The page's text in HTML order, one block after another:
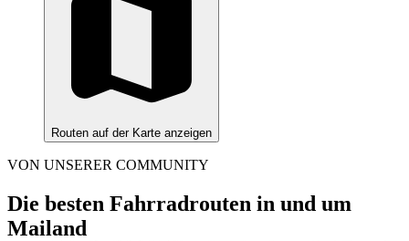
Routen auf der Karte anzeigen
VON UNSERER COMMUNITY
Die besten Fahrradrouten in und um
Mailand